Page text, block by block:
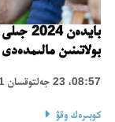
بولاتىنىن مالىمدەدى
08:57، 23 جەلتوقسان 2021
كوبىرەك وقۋ